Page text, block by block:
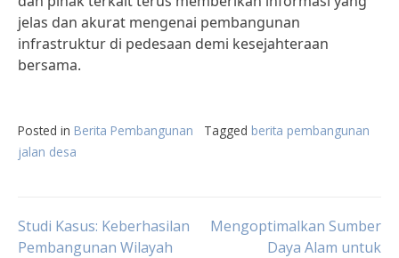
jelas dan akurat mengenai pembangunan
infrastruktur di pedesaan demi kesejahteraan
bersama.
Posted in Berita Pembangunan Tagged berita pembangunan
jalan desa
Post
Studi Kasus: Keberhasilan
Pembangunan Wilayah
Mengoptimalkan Sumber
Daya Alam untuk